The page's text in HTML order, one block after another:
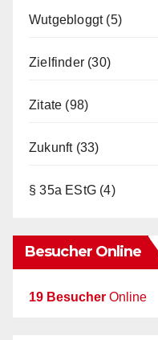
Wutgebloggt(5)
Zielfinder (30)
Zitate (98)
Zukunft(33)
§ 35a EStG (4)
Besucher Online
19 Besucher Online